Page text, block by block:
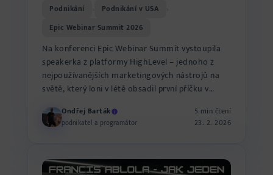
Podnikání Podnikání v USA
Epic Webinar Summit 2026
Na konferenci Epic Webinar Summit vystoupila
speakerka z platformy HighLevel – jednoho z
nejpoužívanějších marketingových nástrojů na
světě, který loni v létě obsadil první příčku v
Ondřej Barták
podnikatel a programátor
5 min čtení
23. 2. 2026